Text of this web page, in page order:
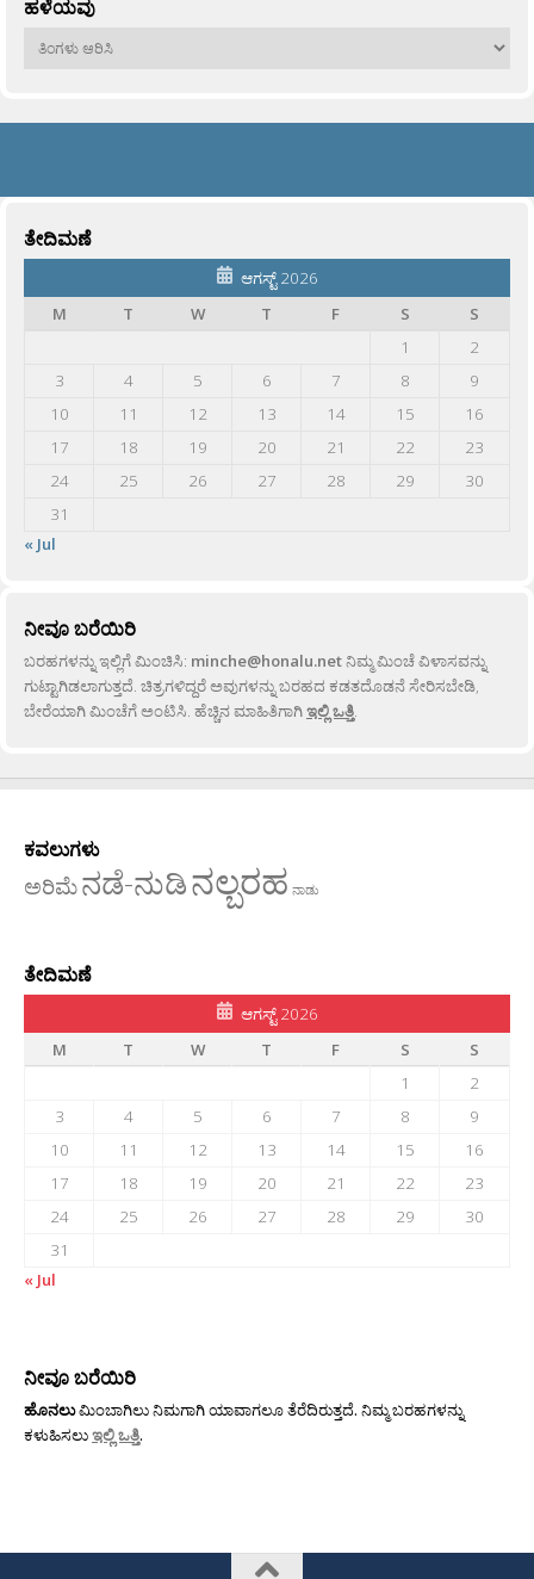
ಹಳೆಯವು
ಹಳೆಯವು
ತೇದಿಮಣೆ
ಆಗಸ್ಟ್ 2026
M
T W T F S
S
1
2
3
4 5 6 7 8
9
10
11 12 13 14 15
16
17
18 19 20 21 22
23
24
25 26 27 28 29
30
31
« Jul
ನೀವೂ ಬರೆಯಿರಿ
ಬರಹಗಳನ್ನು ಇಲ್ಲಿಗೆ ಮಿಂಚಿಸಿ: minche@honalu.netನಿಮ್ಮ ಮಿಂಚೆ ವಿಳಾಸವನ್ನು
ಗುಟ್ಟಾಗಿಡಲಾಗುತ್ತದೆ. ಚಿತ್ರಗಳಿದ್ದರೆ ಅವುಗಳನ್ನು ಬರಹದ ಕಡತದೊಡನೆ ಸೇರಿಸಬೇಡಿ,
ಬೇರೆಯಾಗಿ ಮಿಂಚೆಗೆ ಅಂಟಿಸಿ. ಹೆಚ್ಚಿನ ಮಾಹಿತಿಗಾಗಿಇಲ್ಲಿ ಒತ್ತಿ.
ಕವಲುಗಳು
ಅರಿಮೆನಡೆ-ನುಡಿನಲ್ಬರಹ ನಾಡು
ತೇದಿಮಣೆ
ಆಗಸ್ಟ್ 2026
M
T W T F S
S
1
2
3
4 5 6 7 8
9
10
11 12 13 14 15
16
17
18 19 20 21 22
23
24
25 26 27 28 29
30
31
« Jul
ನೀವೂ ಬರೆಯಿರಿ
ಹೊನಲುಮಿಂಬಾಗಿಲು ನಿಮಗಾಗಿ ಯಾವಾಗಲೂ ತೆರೆದಿರುತ್ತದೆ. ನಿಮ್ಮ ಬರಹಗಳನ್ನು
ಕಳುಹಿಸಲುಇಲ್ಲಿ ಒತ್ತಿ.